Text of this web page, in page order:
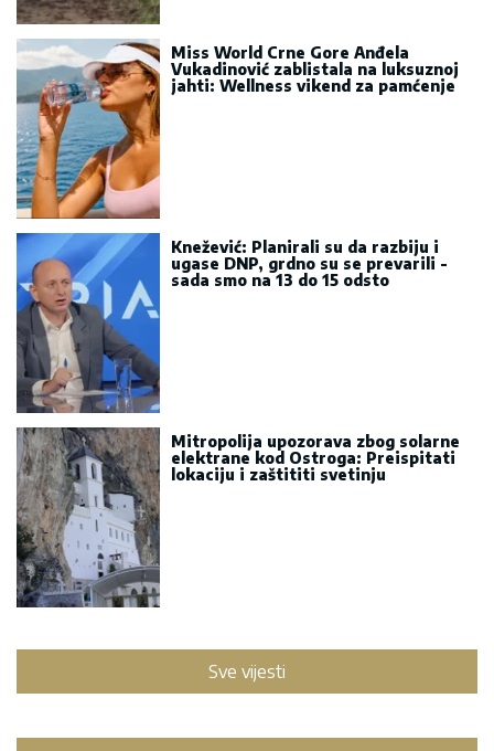
Miss World Crne Gore Anđela
Vukadinović zablistala na luksuznoj
jahti: Wellness vikend za pamćenje
Knežević: Planirali su da razbiju i
ugase DNP, grdno su se prevarili -
sada smo na 13 do 15 odsto
Mitropolija upozorava zbog solarne
elektrane kod Ostroga: Preispitati
lokaciju i zaštititi svetinju
Sve vijesti